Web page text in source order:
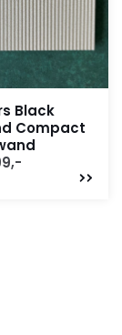
Black
Compact